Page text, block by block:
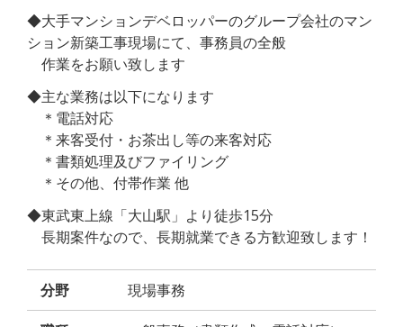
◆大手マンションデベロッパーのグループ会社のマン
ション新築工事現場にて、事務員の全般
作業をお願い致します
◆主な業務は以下になります
＊電話対応
＊来客受付・お茶出し等の来客対応
＊書類処理及びファイリング
＊その他、付帯作業 他
◆東武東上線「大山駅」より徒歩15分
長期案件なので、長期就業できる方歓迎致します！
分野 現場事務